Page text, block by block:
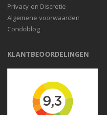
Privacy en Discretie
Algemene voorwaarden
Condoblog
KLANTBEOORDELINGEN